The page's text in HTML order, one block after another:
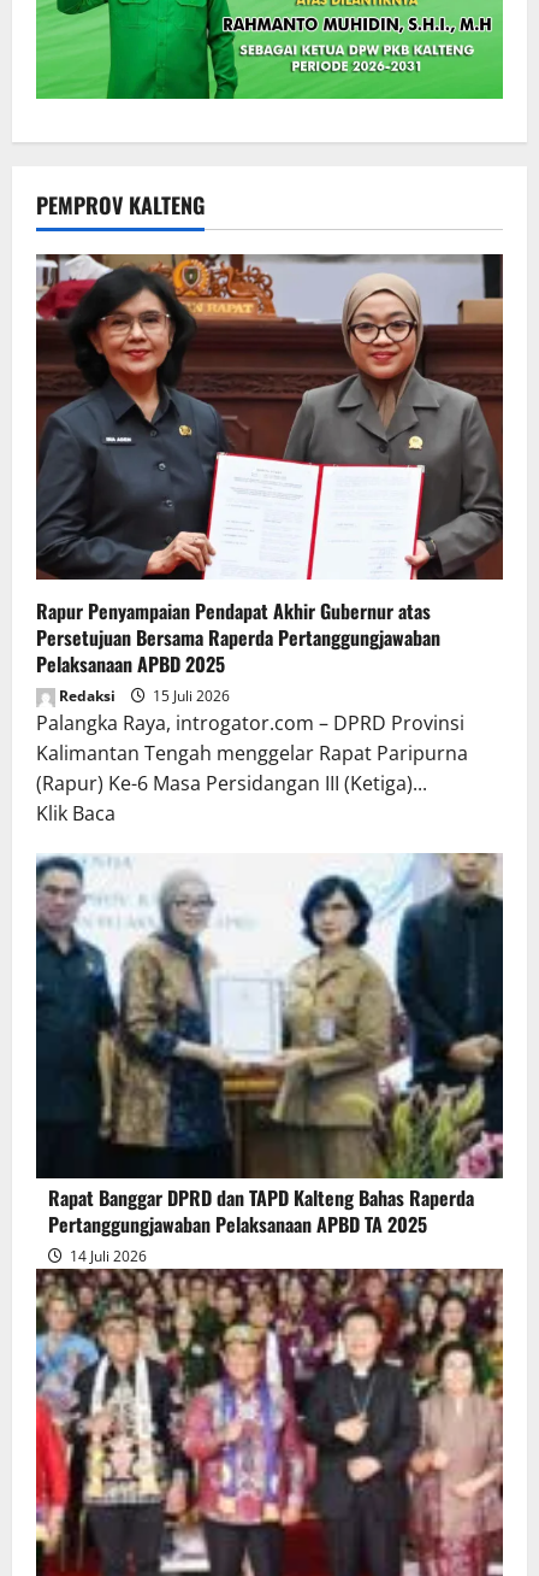
PEMPROV KALTENG
Rapur Penyampaian Pendapat Akhir Gubernur atas
Persetujuan Bersama Raperda Pertanggungjawaban
Pelaksanaan APBD 2025
Redaksi 15 Juli 2026
Palangka Raya, introgator.com – DPRD Provinsi
Kalimantan Tengah menggelar Rapat Paripurna
(Rapur) Ke-6 Masa Persidangan III (Ketiga)...
Klik Baca
about
Rapur
Penyampaian
Pendapat
Akhir
Gubernur
atas
Persetujuan
Bersama
Raperda
Pertanggungjawaban
Pelaksanaan
APBD
2025
Rapat Banggar DPRD dan TAPD Kalteng Bahas Raperda
Pertanggungjawaban Pelaksanaan APBD TA 2025
14 Juli 2026